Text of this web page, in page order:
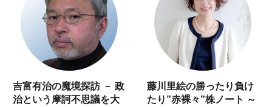
吉富有治の魔境探訪 － 政
治という摩訶不思議を大
藤川里絵の勝ったり負け
たり”赤裸々”株ノート ～